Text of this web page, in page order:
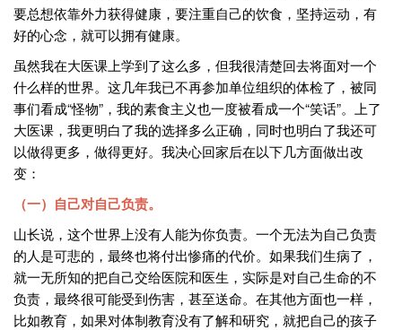
要总想依靠外力获得健康，要注重自己的饮食，坚持运动，有
好的心念，就可以拥有健康。
虽然我在大医课上学到了这么多，但我很清楚回去将面对一个
什么样的世界。这几年我已不再参加单位组织的体检了，被同
事们看成“怪物”，我的素食主义也一度被看成一个“笑话”。上了
大医课，我更明白了我的选择多么正确，同时也明白了我还可
以做得更多，做得更好。我决心回家后在以下几方面做出改
变：
（一）自己对自己负责。
山长说，这个世界上没有人能为你负责。一个无法为自己负责
的人是可悲的，最终也将付出惨痛的代价。如果我们生病了，
就一无所知的把自己交给医院和医生，实际是对自己生命的不
负责，最终很可能受到伤害，甚至送命。在其他方面也一样，
比如教育，如果对体制教育没有了解和研究，就把自己的孩子